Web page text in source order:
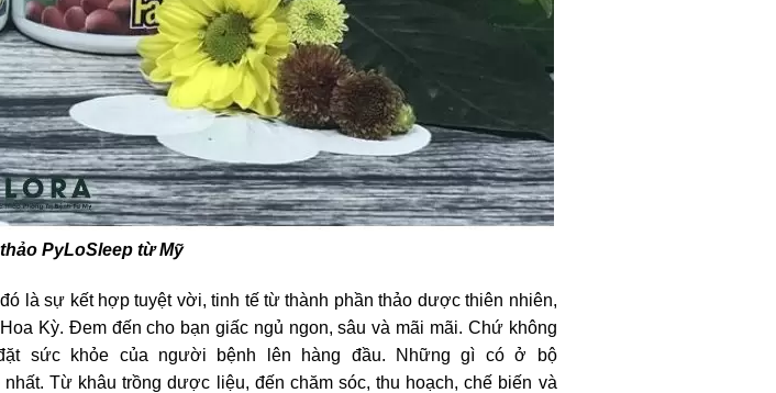
PyLoSleep từ Mỹ
là sự kết hợp tuyệt vời, tinh tế từ thành phần thảo dược thiên nhiên,
Kỳ. Đem đến cho bạn giấc ngủ ngon, sâu và mãi mãi. Chứ không
sức khỏe của người bệnh lên hàng đầu. Những gì có ở bộ
Từ khâu trồng dược liệu, đến chăm sóc, thu hoạch, chế biến và